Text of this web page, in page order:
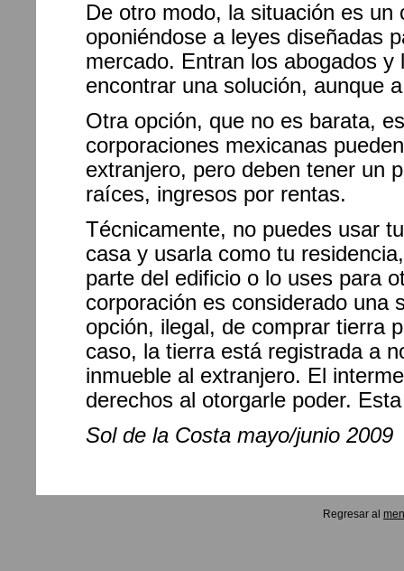
De otro modo, la situación es
oponiéndose a leyes diseñadas
mercado. Entran los abogados
encontrar una solución, aunque
Otra opción, que no es barata,
corporaciones mexicanas
extranjero, pero deben tener un
raíces, ingresos por rentas.
Técnicamente, no puedes usar
casa y usarla como tu
parte del edificio o lo uses para
corporación es considerado una
opción, ilegal, de comprar tierra
caso, la tierra está registrada a
inmueble al extranjero. El
derechos al otorgarle poder.
Sol de la Costa mayo/junio 2009
Regresar al